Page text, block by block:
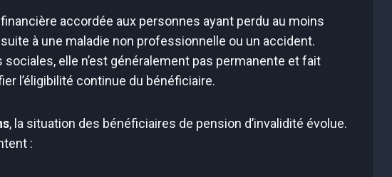
accordée aux personnes ayant perdu au moins
à une maladie non professionnelle ou un accident.
elle n’est généralement pas permanente et fait
l’éligibilité continue du bénéficiaire.
, la situation des bénéficiaires de pension d’invalidité évolue.
: